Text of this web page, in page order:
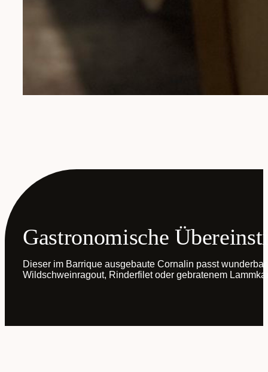
Gastronomische
Dieser im Barrique ausgebaute Cornalin passt
Wildschweinragout, Rinderfilet oder gebratenem